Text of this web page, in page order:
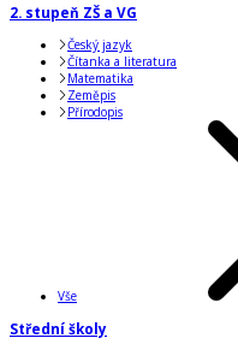
2. stupeň ZŠ a VG
Český jazyk
Čítanka a literatura
Matematika
Zeměpis
Přírodopis
Vše
Střední školy